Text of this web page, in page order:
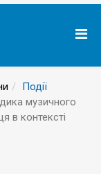
Події
музичного
в контексті